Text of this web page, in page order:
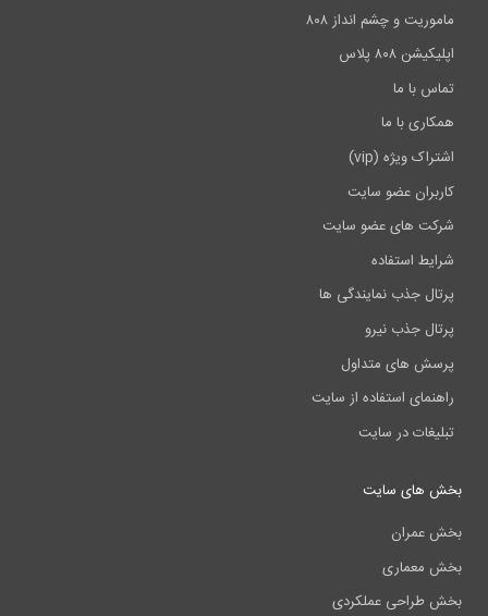
ماموریت و چشم انداز ۸۰۸
اپلیکیشن ۸۰۸ پلاس
تماس با ما
همکاری با ما
اشتراک ویژه (vip)
کاربران عضو سایت
شرکت های عضو سایت
شرایط استفاده
پرتال جذب نمایندگی ها
پرتال جذب نیرو
پرسش های متداول
راهنمای استفاده از سایت
تبلیغات در سایت
بخش های سایت
بخش عمران
بخش معماری
بخش طراحی عملکردی